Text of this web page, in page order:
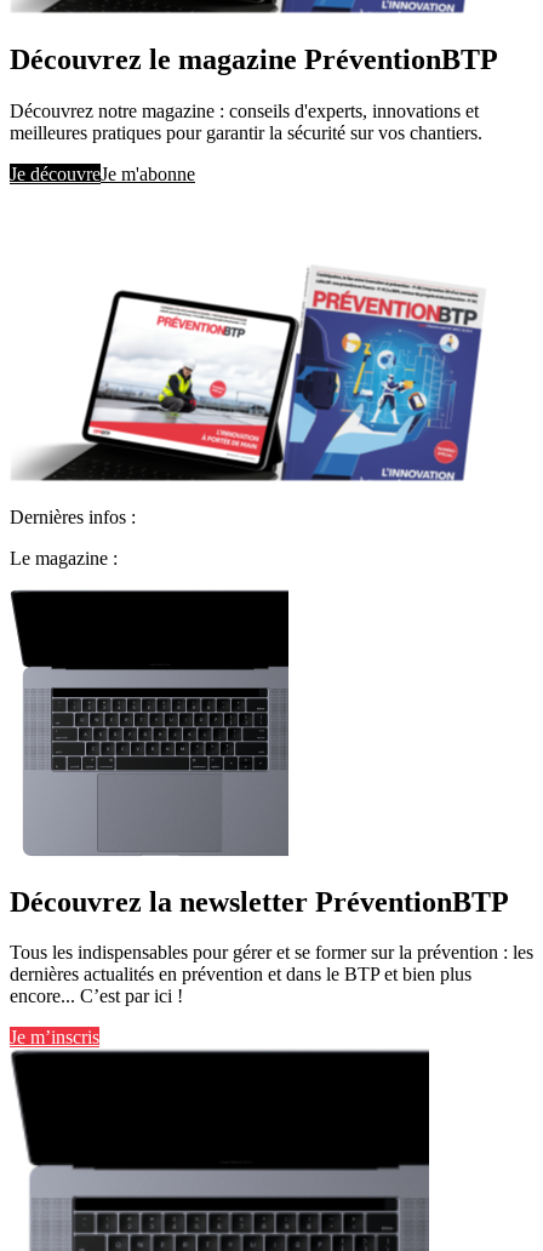
Découvrez le magazine PréventionBTP
Découvrez notre magazine : conseils d'experts, innovations et
meilleures pratiques pour garantir la sécurité sur vos chantiers.
Je découvreJe m'abonne
Dernières infos :
Le magazine :
Découvrez la newsletter PréventionBTP
Tous les indispensables pour gérer et se former sur la prévention : les
dernières actualités en prévention et dans le BTP et bien plus
encore... C’est par ici !
Je m’inscris